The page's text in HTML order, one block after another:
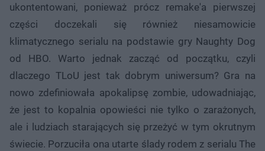
ukontentowani, ponieważ prócz remake'a pierwszej
części doczekali się również niesamowicie
klimatycznego serialu na podstawie gry Naughty Dog
od HBO. Warto jednak zacząć od początku, czyli
dlaczego TLoU jest tak dobrym uniwersum? Gra na
nowo zdefiniowała apokalipsę zombie, udowadniając,
że jest to kopalnia opowieści nie tylko o zarażonych,
ale i ludziach starających się przeżyć w tym okrutnym
świecie. Porzuciła ona utarte ślady rodem z serialu The